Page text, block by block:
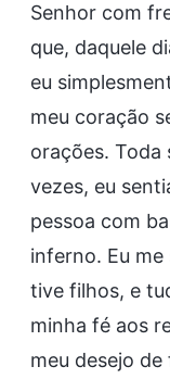
Senhor com
que, daquele
eu
meu coração
orações. Toda
vezes, eu
pessoa com
inferno. Eu
tive filhos, e
minha fé aos
meu desejo